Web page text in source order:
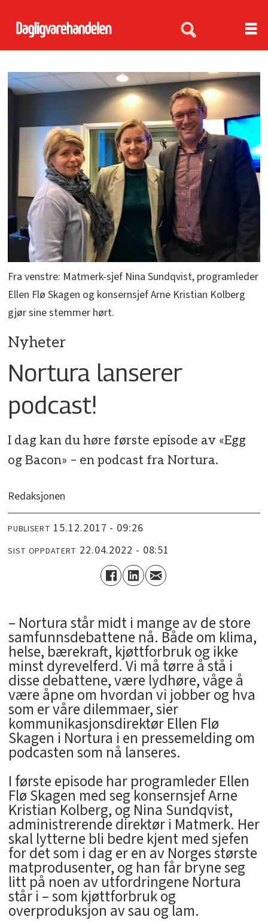
Fra venstre: Matmerk-sjef Nina Sundqvist, programleder
Ellen Flø Skagen og konsernsjef Arne Kristian Kolberg
gjør sine stemmer hørt.
Nyheter
Nortura lanserer
podcast!
I dag kan du høre første episode av «Egg
og Bacon» – en podcast fra Nortura.
Redaksjonen
PUBLISERT 15.12.2017 - 09:26
SIST OPPDATERT 22.04.2022 - 08:51
– Nortura står midt i mange av de store
samfunnsdebattene nå. Både om klima,
helse, bærekraft, kjøttforbruk og ikke
minst dyrevelferd. Vi må tørre å stå i
disse debattene, være lydhøre, våge å
være åpne om hvordan vi jobber og hva
som er våre dilemmaer, sier
kommunikasjonsdirektør Ellen Flø
Skagen i Nortura i en pressemelding om
podcasten som nå lanseres.
I første episode har programleder Ellen
Flø Skagen med seg konsernsjef Arne
Kristian Kolberg, og Nina Sundqvist,
administrerende direktør i Matmerk. Her
skal lytterne bli bedre kjent med sjefen
for det som i dag er en av Norges største
matprodusenter, og han får bryne seg
litt på noen av utfordringene Nortura
står i – som kjøttforbruk og
overproduksjon av sau og lam.